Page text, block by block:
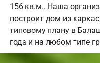
156 кв.м.. Наша
построит дом из
типовому плану в
года и на любом типе